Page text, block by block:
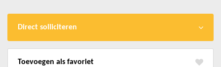
Direct solliciteren
favoriet